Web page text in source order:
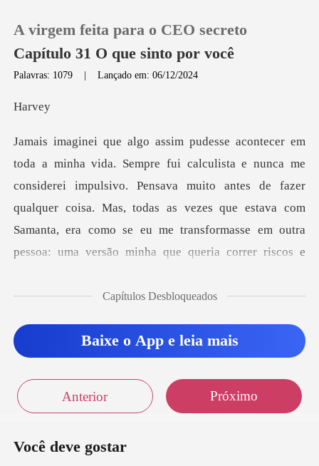
Loja
Histórico
Sair
A virgem feita para o CEO secreto
Capítulo 31 O que sinto por você
Palavras: 1079 |Lançado em: 06/12/2024
rv
impulsivo. Pensava muito antes de fazer
qualquer coisa. Mas, todas as vezes que estava com
Samanta, era como se e
Capítulos Desbloqueados
Baixe o App e leia mais
Anterior Próximo
Você deve gostar